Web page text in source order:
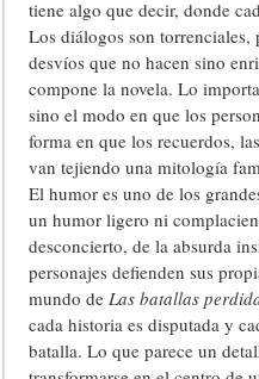
tiene algo que decir, donde
Los diálogos son
desvíos que no hacen sino
compone la novela. Lo
sino el modo en que los
forma en que los recuerdos,
van tejiendo una mitología
El humor es uno de los
un humor ligero ni
desconcierto, de la absurda
personajes defienden sus
mundo deLas batallas
cada historia es disputada y
batalla. Lo que parece un